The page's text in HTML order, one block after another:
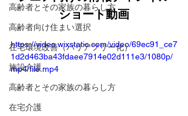
高齢者とその家族の暮らし方
高齢者向け住まい選択
在宅環境改善（バリアフリー化）
施設介護
高齢者とその家族の暮らし方
在宅介護
ショート動画
https://video.wixstatic.com/video/69ec91_ce7
1d2d463ba43fdaee7914e02d111e3/1080p/
mp4/file.mp4